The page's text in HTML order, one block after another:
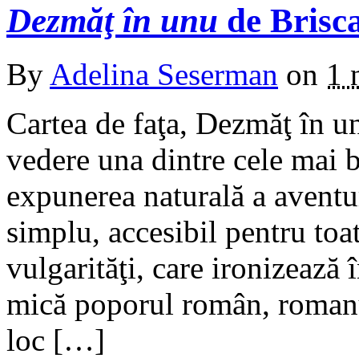
Dezmăţ în unu de
By Adelina Seserman on 1
Cartea de faţa, Dezmăţ în
vedere una dintre cele mai
expunerea naturală a
simplu, accesibil pentru
vulgarităţi, care ironizează
mică poporul român,
loc […]